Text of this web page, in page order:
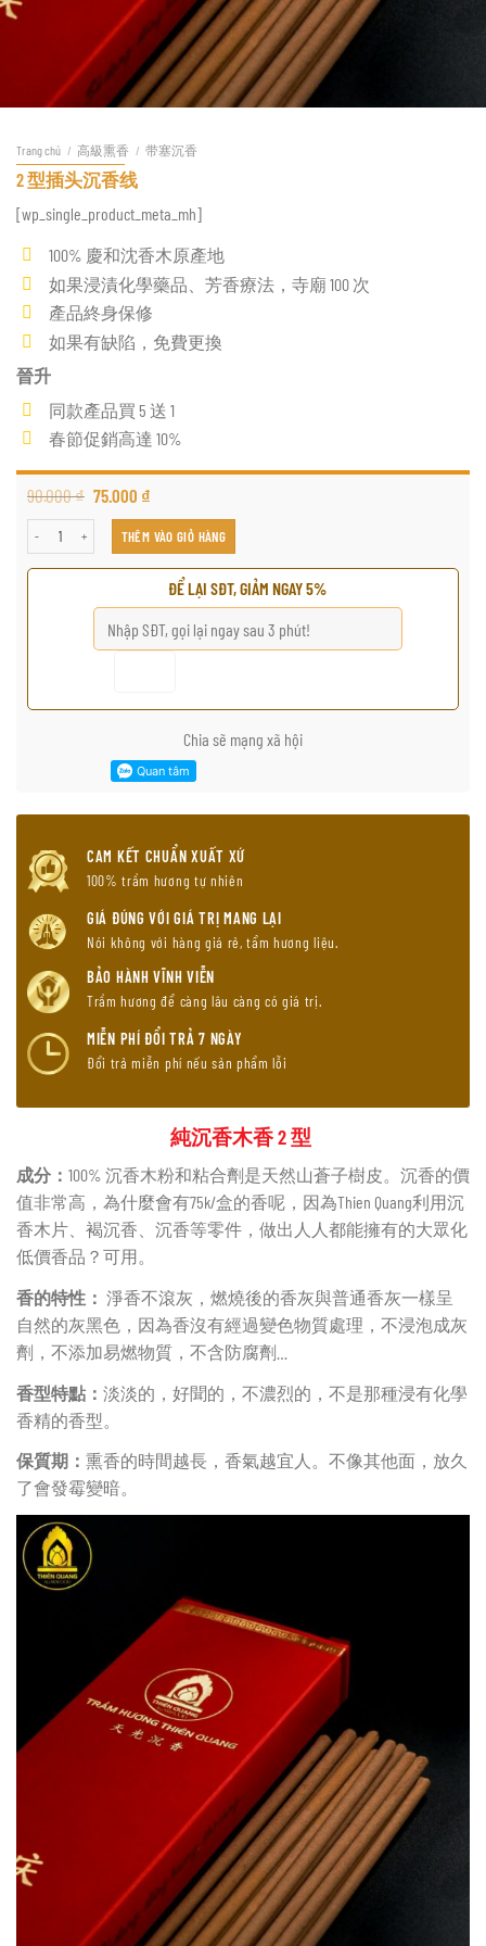
Trang chủ / 高級熏香 / 带塞沉香
2 型插头沉香线
[wp_single_product_meta_mh]
100% 慶和沈香木原產地
如果浸漬化學藥品、芳香療法，寺廟 100 次
產品終身保修
如果有缺陷，免費更換
晉升
同款產品買 5 送 1
春節促銷高達 10%
90.000₫ 75.000 ₫
2 型插头沉香线 số lượngTHÊM VÀO GIỎ HÀNG
ĐỂ LẠI SĐT, GIẢM NGAY 5%
Chia sẽ mạng xã hội
CAM KẾT CHUẨN XUẤT XỨ
100% trầm hương tự nhiên
GIÁ ĐÚNG VỚI GIÁ TRỊ MANG LẠI
Nói không với hàng giá rẻ, tẩm hương liệu.
BẢO HÀNH VĨNH VIỄN
Trầm hương để càng lâu càng có giá trị.
MIỄN PHÍ ĐỔI TRẢ 7 NGÀY
Đổi trả miễn phí nếu sản phẩm lỗi
純沉香木香 2 型
成分： 100% 沉香木粉和粘合劑是天然山蒼子樹皮。沉香的價
值非常高，為什麼會有75k/盒的香呢，因為Thien Quang利用沉
香木片、褐沉香、沉香等零件，做出人人都能擁有的大眾化
低價香品？可用。
香的特性： 淨香不滾灰，燃燒後的香灰與普通香灰一樣呈
自然的灰黑色，因為香沒有經過變色物質處理，不浸泡成灰
劑，不添加易燃物質，不含防腐劑…
香型特點： 淡淡的，好聞的，不濃烈的，不是那種浸有化學
香精的香型。
保質期： 熏香的時間越長，香氣越宜人。不像其他面，放久
了會發霉變暗。